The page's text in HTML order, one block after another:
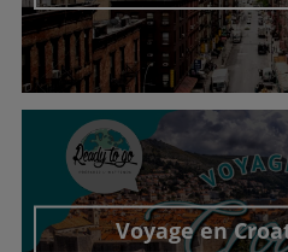
Découvrir cet
Voyage en